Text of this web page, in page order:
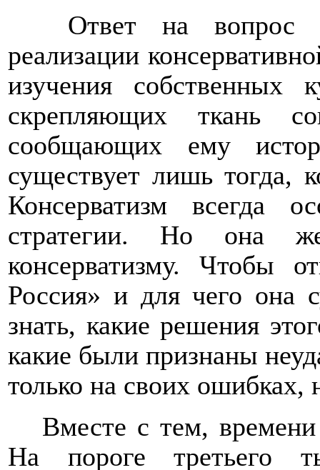
Ответ на вопрос
реализации
изучения собственных
скрепляющих ткань
сообщающих ему
существует лишь тогда,
Консерватизм всегда
стратегии. Но она
консерватизму. Чтобы
Россия» и для чего она
знать, какие решения
какие были признаны
только на своих ошибках,
Вместе с тем,
На пороге третьего